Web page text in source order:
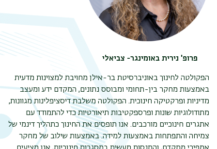
פרופ' נירית באומינגר- צביאלי
הפקולטה לחינוך באוניברסיטת בר-אילן מחויבת למצוינות מדעית
באמצעות מחקר בין-תחומי ומבוסס נתונים, המקדם ידע ומעצב
מדיניות ופרקטיקה חינוכית. הפקולטה משלבת דיסציפלינות מגוונות,
מתודולוגיות שונות ופרספקטיבות תיאורטיות כדי להתמודד עם
אתגרים חינוכיים מורכבים. אנו תופסים את החינוך כתהליך דינמי של
צמיחה והתפתחות באמצעות למידה. באמצעות שילוב של מחקר